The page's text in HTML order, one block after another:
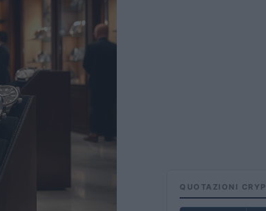
QUOTAZIONI